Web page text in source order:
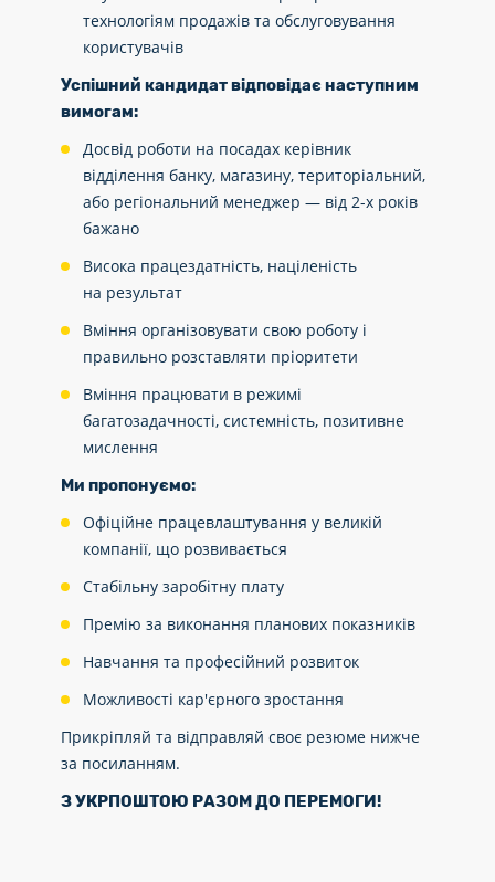
технологіям продажів та обслуговування
користувачів
Успішний кандидат відповідає наступним
вимогам:
Досвід роботи на посадах керівник
відділення банку, магазину, територіальний,
або регіональний менеджер — від 2-х років
бажано
Висока працездатність, націленість
на результат
Вміння організовувати свою роботу і
правильно розставляти пріоритети
Вміння працювати в режимі
багатозадачності, системність, позитивне
мислення
Ми пропонуємо:
Офіційне працевлаштування у великій
компанії, що розвивається
Стабільну заробітну плату
Премію за виконання планових показників
Навчання та професійний розвиток
Можливості кар'єрного зростання
Прикріпляй та відправляй своє резюме нижче
за посиланням.
З УКРПОШТОЮ РАЗОМ ДО ПЕРЕМОГИ!